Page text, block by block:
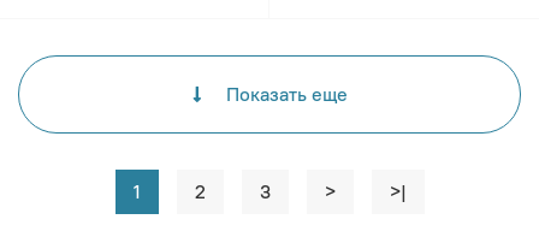
Показать еще
1 2 3 > >|